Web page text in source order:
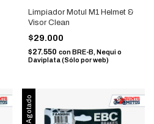
Limpiador Motul M1 Helmet &
Visor Clean
$29.000
$27.550 con BRE-B, Nequi o
Daviplata (Sólo por web)
Agotado